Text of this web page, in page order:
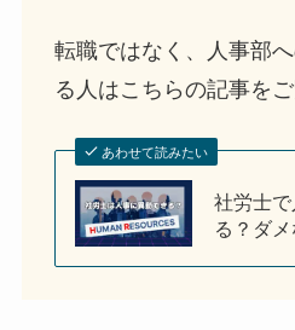
転職ではなく、人事部
る人はこちらの記事をご
あわせて読みたい
社労士
る？ダ